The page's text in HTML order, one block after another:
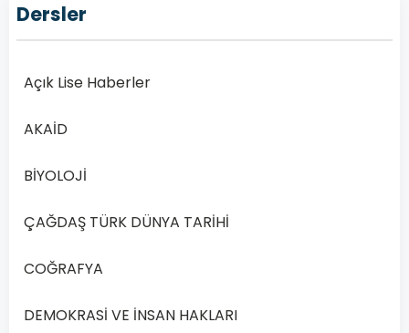
Açık
Lise
5
2019
1.
Sınav
Online
Açık
Dersler
Açık Lise Haberler
AKAİD
BİYOLOJİ
ÇAĞDAŞ TÜRK DÜNYA TARİHİ
COĞRAFYA
DEMOKRASİ VE İNSAN HAKLARI